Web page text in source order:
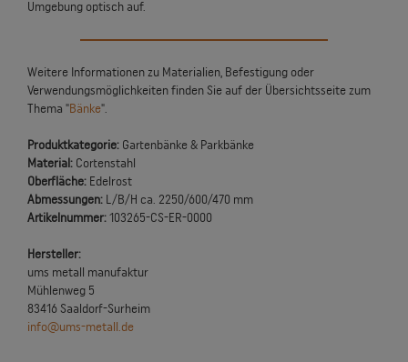
Umgebung optisch auf.
Weitere Informationen zu Materialien, Befestigung oder
Verwendungsmöglichkeiten finden Sie auf der Übersichtsseite zum
Thema "Bänke".
Produktkategorie: Gartenbänke & Parkbänke
Material: Cortenstahl
Oberfläche: Edelrost
Abmessungen: L/B/H ca. 2250/600/470 mm
Artikelnummer: 103265-CS-ER-0000
Hersteller:
ums metall manufaktur
Mühlenweg 5
83416 Saaldorf-Surheim
info@ums-metall.de